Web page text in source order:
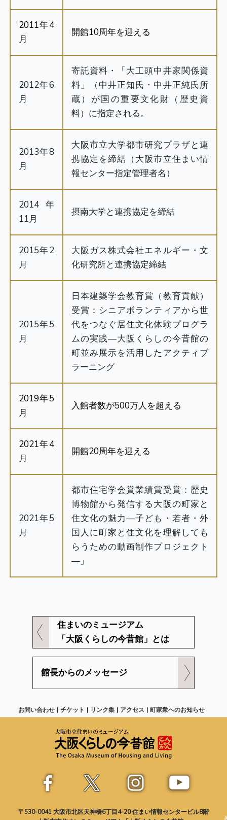
2011年4
月
開館10周年を迎える
2012年6
月
寄託資料・「大工頭中井家関係資
料」（中井正知氏・中井正純氏所
蔵）が国の重要文化財（歴史資
料）に指定される。
2013年8
月
大阪市立大学都市研究プラザと連
携協定を締結（大阪市立住まい情
報センター指定管理者名）
2014年
11月
摂南大学と連携協定を締結
2015年2
月
大阪ガス株式会社エネルギー・文
化研究所と連携協定締結
2015年5
月
日本建築学会教育賞（教育貢献）
受賞：シニアボランティアから世
代をつなぐ居住文化体験プログラ
ムの実践―大阪くらしの今昔館の
町並み展示を活用したアクティブ
ラーニング
2019年5
月
入館者数が500万人を超える
2021年4
月
開館20周年を迎える
2021年5
月
都市住宅学会賞業績賞受賞：歴史
博物館から発信する大阪の町家と
住文化の魅力―子ども・若者・外
国人に町家と住文化を理解しても
らうための動画制作プロジェクト
―」
住まいのミュージアム
「大阪くらしの今昔館」とは
館長からのメッセージ
お問い合わせ チケット リンク集 アクセス 町家衆へのお知らせ
〒530-0041 大阪市北区天神橋6丁目4-20 住まい情報センタービル8階